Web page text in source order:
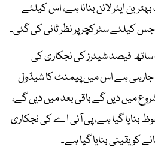
ایئر لائن بنانا ہے، اس کیلئے
کیلئے سٹرکچر پر نظر ثانی کی گئی۔
ساتھ فیصد شیئرز کی نجکاری کی
جارہی ہے اس میں پیمنٹ کا شیڈول
میں دیں گے باقی بعد میں دیں گے،
بنایا گیا ہے، پی آئی اے کی نجکاری
یقینی بنایا گیا ہے۔